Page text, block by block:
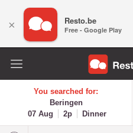
You searched for:
Beringen
07 Aug
2p Dinner
× Resto.be
Free - Google Play